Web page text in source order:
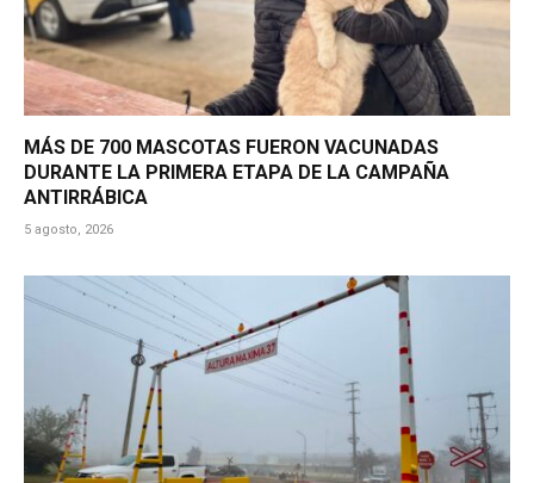
MÁS DE 700 MASCOTAS FUERON VACUNADAS
DURANTE LA PRIMERA ETAPA DE LA CAMPAÑA
ANTIRRÁBICA
5 agosto, 2026